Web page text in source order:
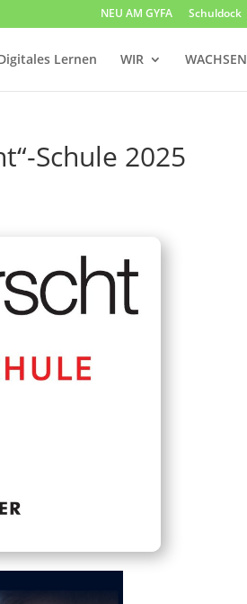
NEU AM GYFA Schuldock
Lernen WIR WACHSEN
Schule 2025